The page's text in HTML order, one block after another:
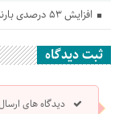
افزایش ۵۳ درصدی بارندگی‌ها در گلستان
ثبت دیدگاه
دیدگاه های